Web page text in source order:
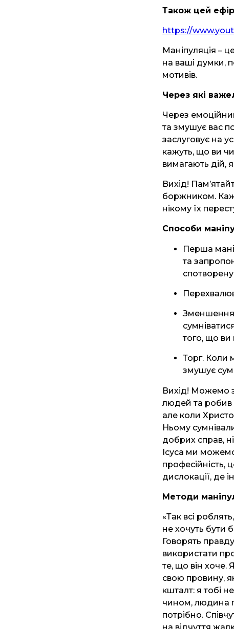
Також цей
https://
Маніпуляція –
на ваші думки,
мотивів.
Через які
Через
та змушує вас
заслуговує на
кажуть, що ви
вимагають дій,
Вихід!
боржником.
нікому їх
Способи
Перша
та
Зменшення
того, що
Торг. Коли
змушує
Вихід! Можемо
людей та робив
але коли
Ньому
добрих справ,
Ісуса ми
професійність,
дислокації, де
Методи
«Так всі
не хочуть бути
Говорять
використати
те, що він хоче.
свою провину,
кшталт: я тобі
чином, людина
потрібно.